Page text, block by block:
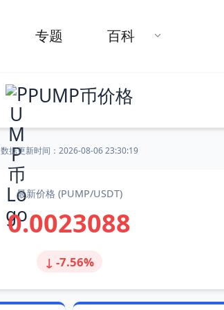
专题 百科
PUMP币价格
数据更新时间： 2026-08-06 23:30:19
最新价格 (PUMP/USDT)
0.0023088
↓ -7.56%